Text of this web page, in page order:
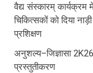
वैद्य संस्कारम् कार्यक्रम
चिकित्सकों को दिया
प्रशिक्षण
अनुशल्य–जिज्ञासा 2K26
प्रस्तुतीकरण